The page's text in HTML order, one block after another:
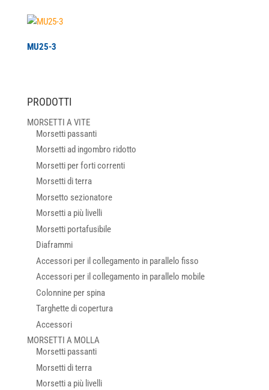
MU25-3
PRODOTTI
MORSETTI A VITE
Morsetti passanti
Morsetti ad ingombro ridotto
Morsetti per forti correnti
Morsetti di terra
Morsetto sezionatore
Morsetti a più livelli
Morsetti portafusibile
Diaframmi
Accessori per il collegamento in parallelo fisso
Accessori per il collegamento in parallelo mobile
Colonnine per spina
Targhette di copertura
Accessori
MORSETTI A MOLLA
Morsetti passanti
Morsetti di terra
Morsetti a più livelli